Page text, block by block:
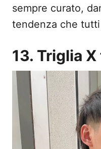
sempre curato,
tendenza che
13. Triglia